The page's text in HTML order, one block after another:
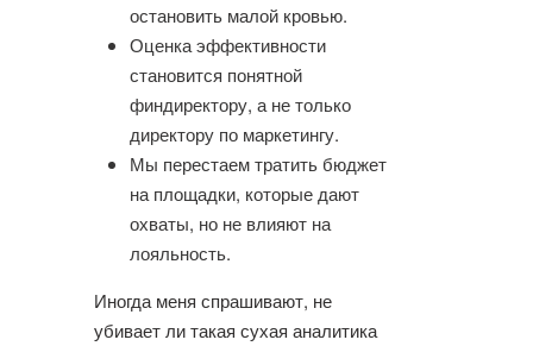
остановить малой кровью.
Оценка эффективности
становится понятной
финдиректору, а не только
директору по маркетингу.
Мы перестаем тратить бюджет
на площадки, которые дают
охваты, но не влияют на
лояльность.
Иногда меня спрашивают, не
убивает ли такая сухая аналитика